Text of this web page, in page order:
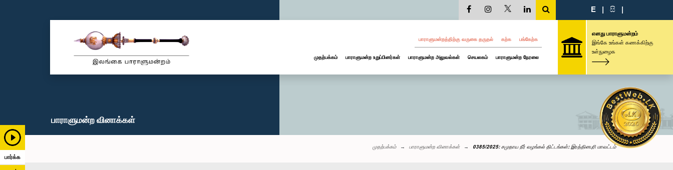
பார்க்க
E | සි |
பாராளுமன்றத்திற்கு வருகை தருதல் கற்க பங்கேற்க
முதற்பக்கம் பாராளுமன்ற உறுப்பினர்கள் பாராளுமன்ற அலுவல்கள் செயலகம் பாராளுமன்ற நேரலை
எனது பாராளுமன்றம்
இங்கே உங்கள் கணக்கிற்கு
உள்நுழைக
பாராளுமன்ற வினாக்கள்
முதற்பக்கம் பாராளுமன்ற வினாக்கள் 0385/2025: சமுதாய நீர் வழங்கல் திட்டங்கள்: இரத்தினபுரி மாவட்டம்